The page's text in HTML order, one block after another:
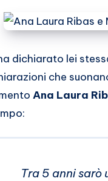
dichiarato lei
che
Ana Laura
Tra 5 anni sarò